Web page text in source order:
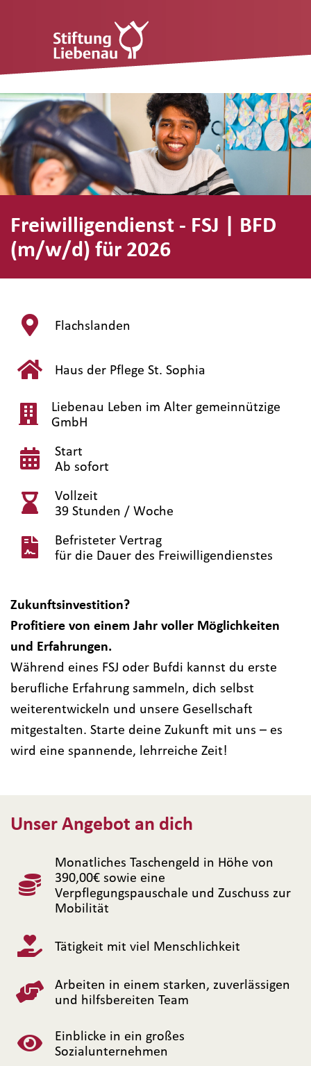
Freiwilligendienst - FSJ | BFD
(m/w/d) für 2026
Flachslanden
Haus der Pflege St. Sophia
Liebenau Leben im Alter gemeinnützige
GmbH
Start
Ab sofort
Vollzeit
39 Stunden / Woche
Befristeter Vertrag
für die Dauer des Freiwilligendienstes
Zukunftsinvestition?
Profitiere von einem Jahr voller Möglichkeiten
und Erfahrungen.
Während eines FSJ oder Bufdi kannst du erste
berufliche Erfahrung sammeln, dich selbst
weiterentwickeln und unsere Gesellschaft
mitgestalten. Starte deine Zukunft mit uns – es
wird eine spannende, lehrreiche Zeit!
Unser Angebot an dich
Monatliches Taschengeld in Höhe von
390,00€ sowie eine
Verpflegungspauschale und Zuschuss zur
Mobilität
Tätigkeit mit viel Menschlichkeit
Arbeiten in einem starken, zuverlässigen
und hilfsbereiten Team
Einblicke in ein großes
Sozialunternehmen